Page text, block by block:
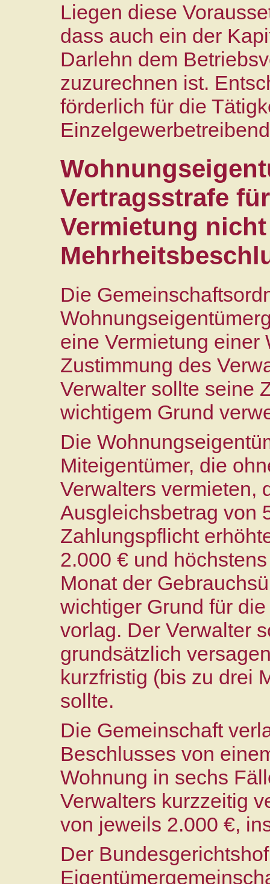
Liegen diese
dass auch ein der
Darlehn dem
zuzurechnen ist.
förderlich für die
Vertragsstrafe
Vermietung
Die
eine Vermietung einer
Zustimmung des
Verwalter sollte seine
wichtigem Grund
Die
Miteigentümer, die
Verwalters vermieten,
Ausgleichsbetrag von
Zahlungspflicht
2.000 € und
Monat der
wichtiger Grund für
vorlag. Der Verwalter
grundsätzlich
kurzfristig (bis zu drei
sollte.
Die Gemeinschaft
Beschlusses von
Wohnung in sechs
Verwalters kurzzeitig
von jeweils 2.000 €,
Der